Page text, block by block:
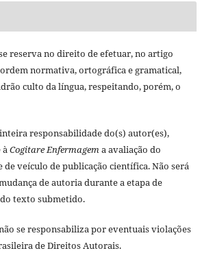
reserva no direito de efetuar, no artigo
normativa, ortográfica e gramatical,
culto da língua, respeitando, porém, o
responsabilidade do(s) autor(es),
àCogitare Enfermagema avaliação do
veículo de publicação científica. Não será
de autoria durante a etapa de
texto submetido.
se responsabiliza por eventuais violações
de Direitos Autorais.